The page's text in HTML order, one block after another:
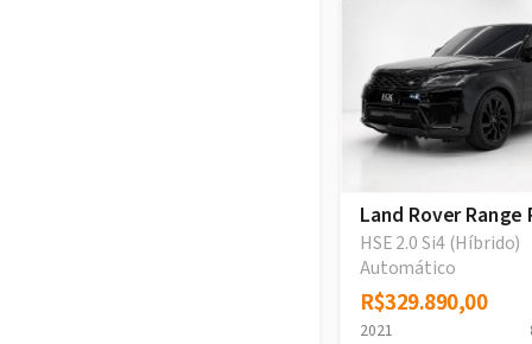
Land Rover Range
HSE 2.0 Si4 (Híbrido)
Automático
R$329.890,00
R$329.890,00
2021